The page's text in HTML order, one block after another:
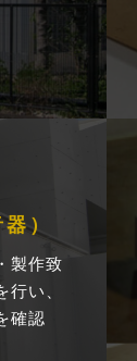
）
製作致
行い、
確認